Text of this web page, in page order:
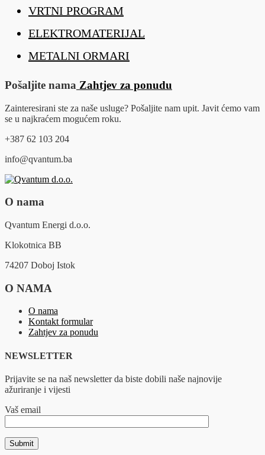
VRTNI PROGRAM
ELEKTROMATERIJAL
METALNI ORMARI
Pošaljite nama Zahtjev za ponudu
Zainteresirani ste za naše usluge? Pošaljite nam upit. Javit ćemo vam
se u najkraćem mogućem roku.
+387 62 103 204
info@qvantum.ba
O nama
Qvantum Energi d.o.o.
Klokotnica BB
74207 Doboj Istok
O NAMA
O nama
Kontakt formular
Zahtjev za ponudu
NEWSLETTER
Prijavite se na naš newsletter da biste dobili naše najnovije
ažuriranje i vijesti
Vaš email